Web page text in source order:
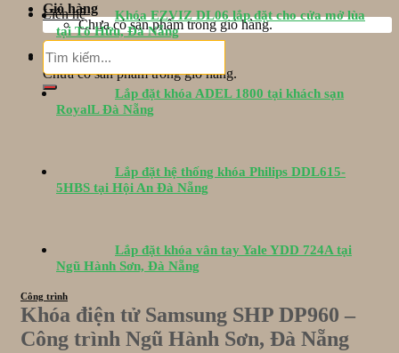
Giỏ hàng
Chưa có sản phẩm trong giỏ hàng.
Giỏ hàng
Chưa có sản phẩm trong giỏ hàng.
Liên hệ
Tìm
kiếm:
Khóa EZVIZ DL06 lắp đặt cho cửa mở lùa
tại Tố Hữu, Đà Nẵng
Lắp đặt khóa ADEL 1800 tại khách sạn
RoyalL Đà Nẵng
Lắp đặt hệ thống khóa Philips DDL615-
5HBS tại Hội An Đà Nẵng
Lắp đặt khóa vân tay Yale YDD 724A tại
Ngũ Hành Sơn, Đà Nẵng
Công trình
Khóa điện tử Samsung SHP DP960 –
Công trình Ngũ Hành Sơn, Đà Nẵng